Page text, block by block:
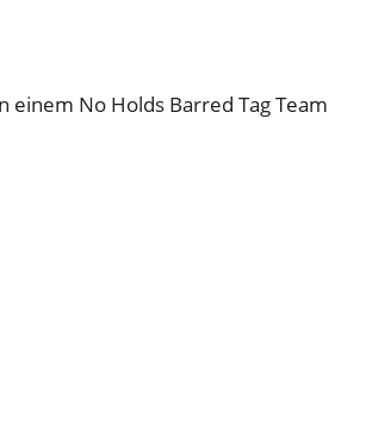
einem No Holds Barred Tag Team